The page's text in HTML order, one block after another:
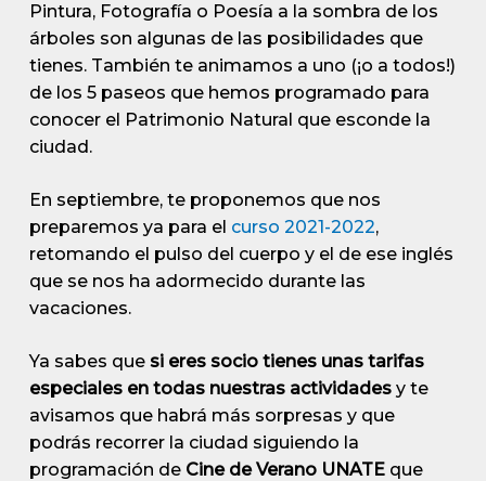
Pintura, Fotografía o Poesía a la sombra de los
árboles son algunas de las posibilidades que
tienes. También te animamos a uno (¡o a todos!)
de los 5 paseos que hemos programado para
conocer el Patrimonio Natural que esconde la
ciudad.
En septiembre, te proponemos que nos
preparemos ya para el curso 2021-2022,
retomando el pulso del cuerpo y el de ese inglés
que se nos ha adormecido durante las
vacaciones.
Ya sabes que si eres socio tienes unas tarifas
especiales en todas nuestras actividadesy te
avisamos que habrá más sorpresas y que
podrás recorrer la ciudad siguiendo la
programación de Cine de Verano UNATEque